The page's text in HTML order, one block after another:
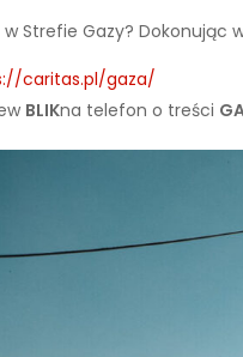
Strefie Gazy? Dokonując
caritas.pl/gaza/
BLIKna telefon o treści